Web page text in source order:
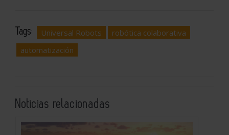
Tags: Universal Robots
robótica colaborativa
automatización
Noticias relacionadas